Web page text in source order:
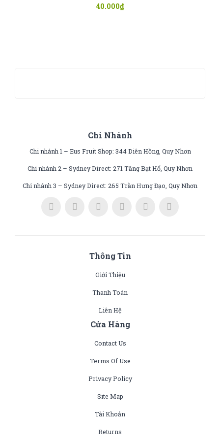
40.000₫
Chi Nhánh
Chi nhánh 1 – Eus Fruit Shop: 344 Diên Hồng, Quy Nhơn
Chi nhánh 2 – Sydney Direct: 271 Tăng Bạt Hổ, Quy Nhơn
Chi nhánh 3 – Sydney Direct: 265 Trần Hưng Đạo, Quy Nhơn
Thông Tin
Giới Thiệu
Thanh Toán
Liên Hệ
Cửa Hàng
Contact Us
Terms Of Use
Privacy Policy
Site Map
Tài Khoản
Returns